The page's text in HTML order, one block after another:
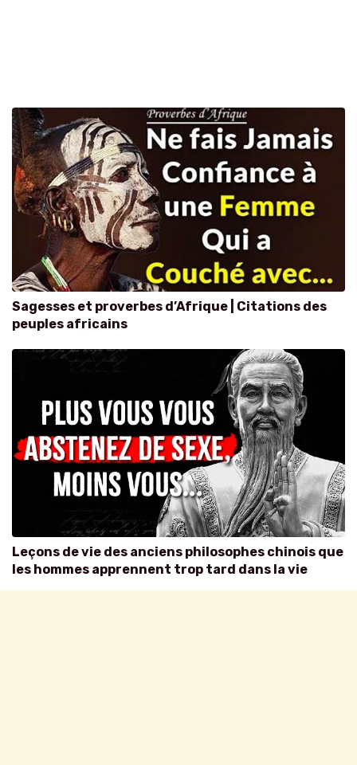
Sagesses et proverbes d’Afrique | Citations des
peuples africains
Leçons de vie des anciens philosophes chinois que
les hommes apprennent trop tard dans la vie